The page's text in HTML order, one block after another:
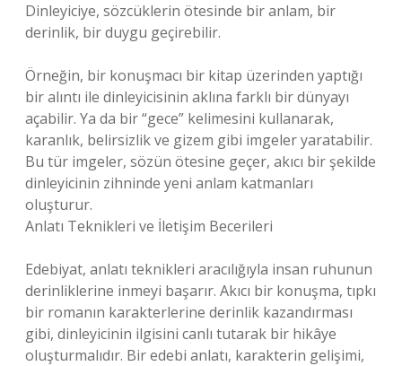
Dinleyiciye, sözcüklerin ötesinde bir anlam, bir
derinlik, bir duygu geçirebilir.
Örneğin, bir konuşmacı bir kitap üzerinden yaptığı
bir alıntı ile dinleyicisinin aklına farklı bir dünyayı
açabilir. Ya da bir “gece” kelimesini kullanarak,
karanlık, belirsizlik ve gizem gibi imgeler yaratabilir.
Bu tür imgeler, sözün ötesine geçer, akıcı bir şekilde
dinleyicinin zihninde yeni anlam katmanları
oluşturur.
Anlatı Teknikleri ve İletişim Becerileri
Edebiyat, anlatı teknikleri aracılığıyla insan ruhunun
derinliklerine inmeyi başarır. Akıcı bir konuşma, tıpkı
bir romanın karakterlerine derinlik kazandırması
gibi, dinleyicinin ilgisini canlı tutarak bir hikâye
oluşturmalıdır. Bir edebi anlatı, karakterin gelişimi,